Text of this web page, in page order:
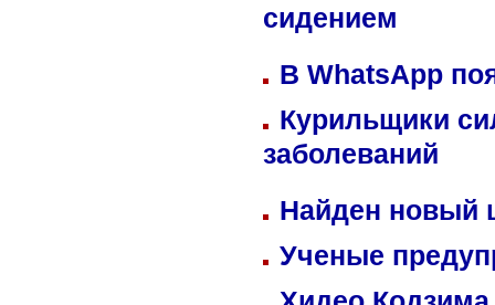
сидением
В WhatsApp
Курильщики
заболеваний
Найден
Ученые